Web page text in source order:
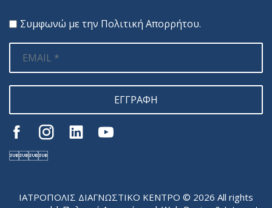
Συμφωνώ με την Πολιτική Απορρήτου.
ΕΓΓΡΑΦΗ

ΙΑΤΡΟΠΟΛΙΣ ΔΙΑΓΝΩΣΤΙΚΟ ΚΕΝΤΡΟ © 2026 All rights